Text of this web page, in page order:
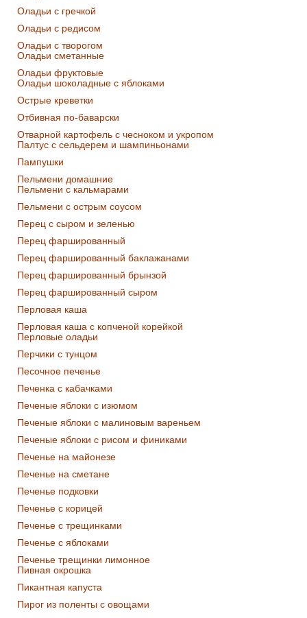
Оладьи с гречкой
Оладьи с редисом
Оладьи с творогом
Оладьи сметанные
Оладьи фруктовые
Оладьи шоколадные с яблоками
Острые креветки
Отбивная по-баварски
Отварной картофель с чесноком и укропом
Палтус с сельдерем и шампиньонами
Пампушки
Пельмени домашние
Пельмени с кальмарами
Пельмени с острым соусом
Перец с сыром и зеленью
Перец фаршированный
Перец фаршированный баклажанами
Перец фаршированный брынзой
Перец фаршированный сыром
Перловая каша
Перловая каша с копченой корейкой
Перловые оладьи
Перчики с тунцом
Песочное печенье
Печенка с кабачками
Печеные яблоки с изюмом
Печеные яблоки с малиновым вареньем
Печеные яблоки с рисом и финиками
Печенье на майонезе
Печенье на сметане
Печенье подковки
Печенье с корицей
Печенье с трещинками
Печенье с яблоками
Печенье трещинки лимонное
Пивная окрошка
Пикантная капуста
Пирог из поленты с овощами